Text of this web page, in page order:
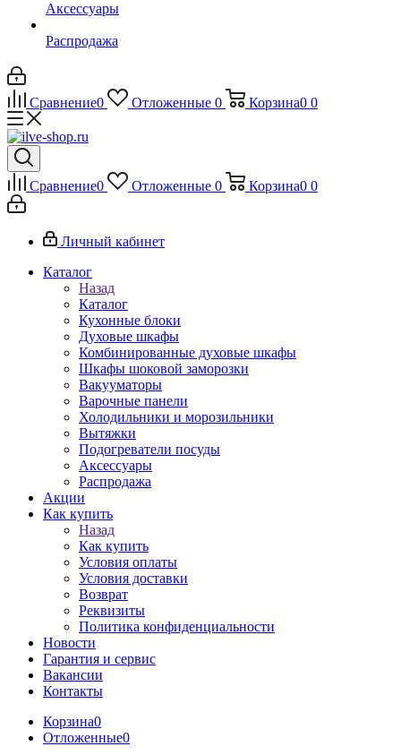
Аксессуары
Распродажа
Сравнение0 Отложенные 0 Корзина0 0
Сравнение0 Отложенные 0 Корзина0 0
Личный кабинет
Каталог
Назад
Каталог
Кухонные блоки
Духовые шкафы
Комбинированные духовые шкафы
Шкафы шоковой заморозки
Вакууматоры
Варочные панели
Холодильники и морозильники
Вытяжки
Подогреватели посуды
Аксессуары
Распродажа
Акции
Как купить
Назад
Как купить
Условия оплаты
Условия доставки
Возврат
Реквизиты
Политика конфиденциальности
Новости
Гарантия и сервис
Вакансии
Контакты
Корзина0
Отложенные0